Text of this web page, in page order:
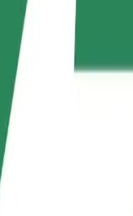
Staňte se kurýrem
Doručujte jídlo a dostávejte
každý týden
do Castorama
jak se dostat z Auchan do
ruky!
vozidlech střední velikosti.